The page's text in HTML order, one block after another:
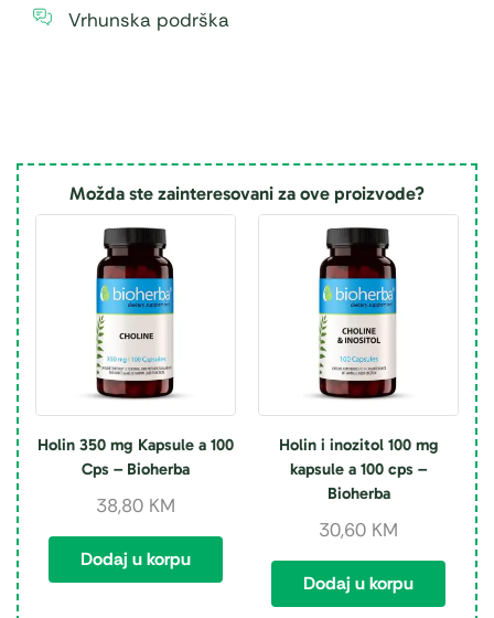
Vrhunska podrška
Možda ste zainteresovani za ove proizvode?
Holin 350 mg Kapsule a 100
Cps – Bioherba
38,80 KM
Dodaj u korpu
Holin i inozitol 100 mg
kapsule a 100 cps –
Bioherba
30,60 KM
Dodaj u korpu